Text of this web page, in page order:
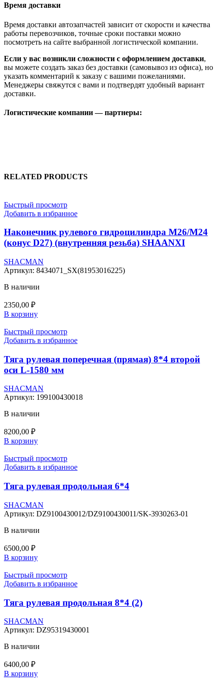
Время доставки
Время доставки автозапчастей зависит от скорости и качества
работы перевозчиков, точные сроки поставки можно
посмотреть на сайте выбранной логистической компании.
Если у вас возникли сложности с оформлением доставки,
вы можете создать заказ без доставки (самовывоз из офиса), но
указать комментарий к заказу с вашими пожеланиями.
Менеджеры свяжутся с вами и подтвердят удобный вариант
доставки.
Логистические компании — партнеры:
RELATED PRODUCTS
Быстрый просмотр
Добавить в избранное
Наконечник рулевого гидроцилиндра М26/М24
(конус D27) (внутренняя резьба) SHAANXI
SHACMAN
Артикул: 8434071_SX(81953016225)
В наличии
2350,00 ₽
В корзину
Быстрый просмотр
Добавить в избранное
Тяга рулевая поперечная (прямая) 8*4 второй
оси L-1580 мм
SHACMAN
Артикул: 199100430018
В наличии
8200,00 ₽
В корзину
Быстрый просмотр
Добавить в избранное
Тяга рулевая продольная 6*4
SHACMAN
Артикул: DZ9100430012/DZ9100430011/SK-3930263-01
В наличии
6500,00 ₽
В корзину
Быстрый просмотр
Добавить в избранное
Тяга рулевая продольная 8*4 (2)
SHACMAN
Артикул: DZ95319430001
В наличии
6400,00 ₽
В корзину